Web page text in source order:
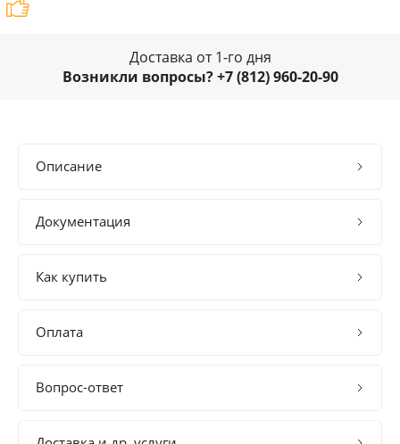
Доставка от 1-го дня
Возникли вопросы? +7 (812) 960-20-90
Описание
Документация
Как купить
Оплата
Вопрос-ответ